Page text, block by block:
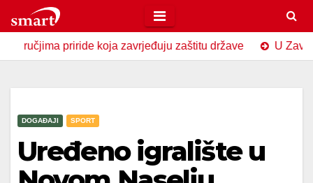
to
contentpriride koja zavrjeđuju zaštitu države U Zavidovićima
DOGAĐAJI SPORT
Uređeno igralište u